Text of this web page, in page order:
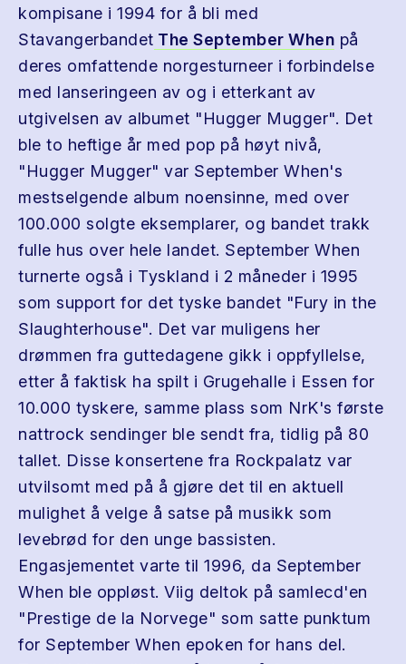
kompisane i 1994 for å bli med
Stavangerbandet The September When på
deres omfattende norgesturneer i forbindelse
med lanseringeen av og i etterkant av
utgivelsen av albumet "Hugger Mugger". Det
ble to heftige år med pop på høyt nivå,
"Hugger Mugger" var September When's
mestselgende album noensinne, med over
100.000 solgte eksemplarer, og bandet trakk
fulle hus over hele landet. September When
turnerte også i Tyskland i 2 måneder i 1995
som support for det tyske bandet "Fury in the
Slaughterhouse". Det var muligens her
drømmen fra guttedagene gikk i oppfyllelse,
etter å faktisk ha spilt i Grugehalle i Essen for
10.000 tyskere, samme plass som NrK's første
nattrock sendinger ble sendt fra, tidlig på 80
tallet. Disse konsertene fra Rockpalatz var
utvilsomt med på å gjøre det til en aktuell
mulighet å velge å satse på musikk som
levebrød for den unge bassisten.
Engasjementet varte til 1996, da September
When ble oppløst. Viig deltok på samlecd'en
"Prestige de la Norvege" som satte punktum
for September When epoken for hans del.